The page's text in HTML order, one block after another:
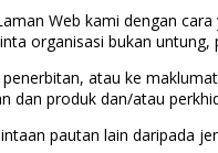
Web kami dengan
organisasi bukan
atau ke
dan produk dan/atau
pautan lain daripada